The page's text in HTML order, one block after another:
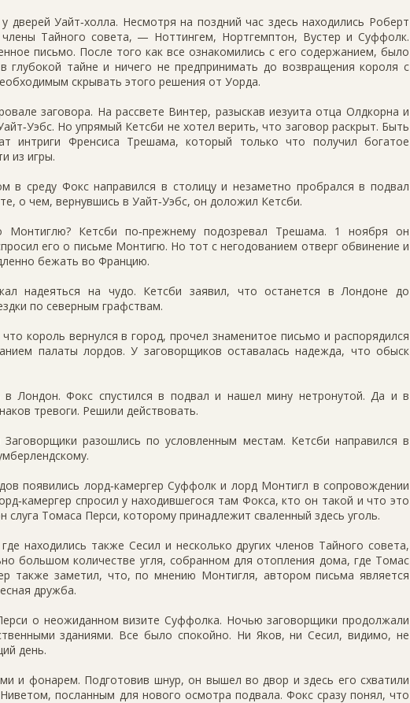
Уайт‑холла. Несмотря на поздний час здесь находились Роберт
члены Тайного совета, — Ноттингем, Нортгемптон, Вустер и Суффолк.
письмо. После того как все ознакомились с его содержанием, было
глубокой тайне и ничего не предпринимать до возвращения короля с
скрывать этого решения от Уорда.
заговора. На рассвете Винтер, разыскав иезуита отца Олдкорна и
Но упрямый Кетсби не хотел верить, что заговор раскрыт. Быть
интриги Френсиса Трешама, который только что получил богатое
из игры.
в среду Фокс направился в столицу и незаметно пробрался в подвал
о чем, вернувшись в Уайт‑Уэбс, он доложил Кетсби.
Кетсби по‑прежнему подозревал Трешама. 1 ноября он
его о письме Монтигю. Но тот с негодованием отверг обвинение и
бежать во Францию.
надеяться на чудо. Кетсби заявил, что останется в Лондоне до
по северным графствам.
король вернулся в город, прочел знаменитое письмо и распорядился
палаты лордов. У заговорщиков оставалась надежда, что обыск
в Лондон. Фокс спустился в подвал и нашел мину нетронутой. Да и в
тревоги. Решили действовать.
разошлись по условленным местам. Кетсби направился в
появились лорд‑камергер Суффолк и лорд Монтигл в сопровождении
спросил у находившегося там Фокса, кто он такой и что это
слуга Томаса Перси, которому принадлежит сваленный здесь уголь.
находились также Сесил и несколько других членов Тайного совета,
большом количестве угля, собранном для отопления дома, где Томас
также заметил, что, по мнению Монтигля, автором письма является
дружба.
о неожиданном визите Суффолка. Ночью заговорщики продолжали
зданиями. Все было спокойно. Ни Яков, ни Сесил, видимо, не
день.
и фонарем. Подготовив шнур, он вышел во двор и здесь его схватили
посланным для нового осмотра подвала. Фокс сразу понял, что